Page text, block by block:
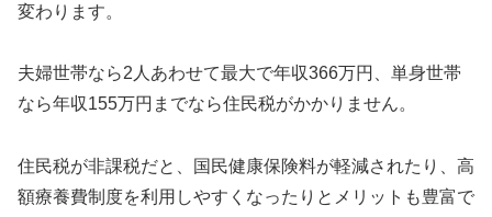
変わります。
夫婦世帯なら2人あわせて最大で年収366万円、単身世帯
なら年収155万円までなら住民税がかかりません。
住民税が非課税だと、国民健康保険料が軽減されたり、高
額療養費制度を利用しやすくなったりとメリットも豊富で